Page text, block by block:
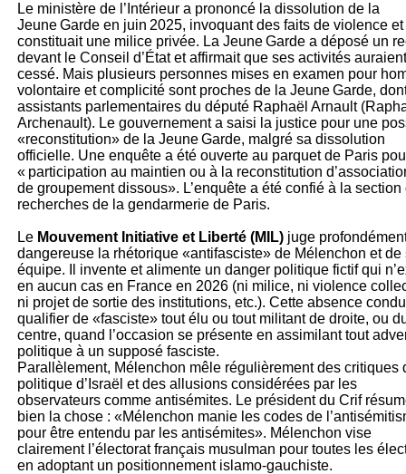
Le ministère de l’Intérieur a prononcé la dissolution de la
Jeune Garde en juin 2025, invoquant des faits de violence et
constituait une milice privée. La Jeune Garde a déposé un
devant le Conseil d’État et affirmait que ses activités auraient
cessé. Mais plusieurs personnes mises en examen pour
volontaire et complicité sont proches de la Jeune Garde,
assistants parlementaires du député Raphaël Arnault
Archenault). Le gouvernement a saisi la justice pour une
«reconstitution» de la Jeune Garde, malgré sa dissolution
officielle. Une enquête a été ouverte au parquet de Paris
« participation au maintien ou à la reconstitution
de groupement dissous». L’enquête a été confié à la section
recherches de la gendarmerie de Paris.
Le Mouvement Initiative et Liberté (MIL) juge
dangereuse la rhétorique «antifasciste» de Mélenchon et de
équipe. Il invente et alimente un danger politique fictif qui
en aucun cas en France en 2026 (ni milice, ni violence
ni projet de sortie des institutions, etc.). Cette absence
qualifier de «fasciste» tout élu ou tout militant de droite, ou
centre, quand l’occasion se présente en assimilant tout
politique à un supposé fasciste.
Parallèlement, Mélenchon mêle régulièrement des critiques
politique d’Israël et des allusions considérées par les
observateurs comme antisémites. Le président du Crif
bien la chose : «Mélenchon manie les codes de
pour être entendu par les antisémites». Mélenchon vise
clairement l’électorat français musulman pour toutes les
en adoptant un positionnement islamo-gauchiste.